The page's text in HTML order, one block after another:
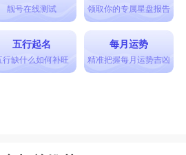
靓号在线测试 领取你的专属星盘报告
五行起名
行缺什么如何补旺
每月运势
精准把握每月运势吉凶